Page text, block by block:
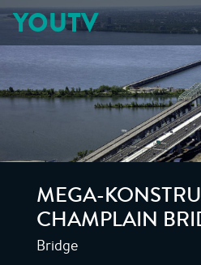
YOUTV
MEGA-
CHAMPLAIN
Bridge